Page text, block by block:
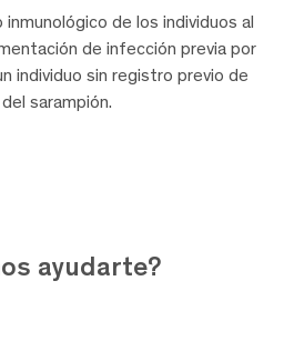
de los individuos al
de infección previa por
individuo sin registro previo de
sarampión.
ayudarte?